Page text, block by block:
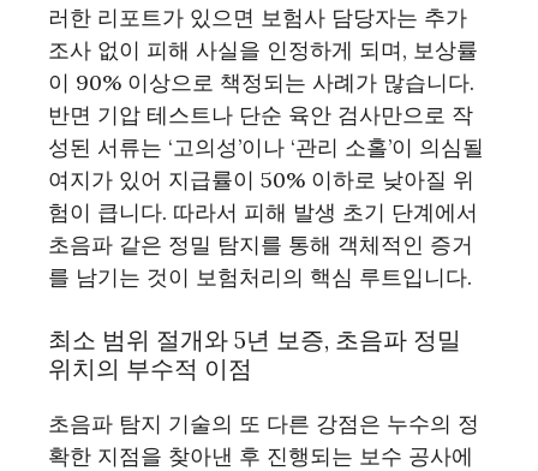
러한 리포트가 있으면 보험사 담당자는 추가
조사 없이 피해 사실을 인정하게 되며, 보상률
이 90% 이상으로 책정되는 사례가 많습니다.
반면 기압 테스트나 단순 육안 검사만으로 작
성된 서류는 ‘고의성’이나 ‘관리 소홀’이 의심될
여지가 있어 지급률이 50% 이하로 낮아질 위
험이 큽니다. 따라서 피해 발생 초기 단계에서
초음파 같은 정밀 탐지를 통해 객체적인 증거
를 남기는 것이 보험처리의 핵심 루트입니다.
최소 범위 절개와 5년 보증, 초음파 정밀
위치의 부수적 이점
초음파 탐지 기술의 또 다른 강점은 누수의 정
확한 지점을 찾아낸 후 진행되는 보수 공사에